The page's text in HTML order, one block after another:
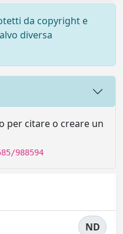
da copyright e
diversa
per citare o creare un
988594
ND